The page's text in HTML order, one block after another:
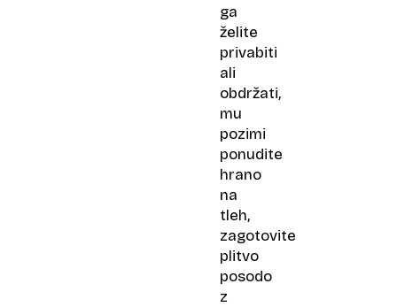
ga
želite
privabiti
ali
obdržati,
mu
pozimi
ponudite
hrano
na
tleh,
zagotovite
plitvo
posodo
z